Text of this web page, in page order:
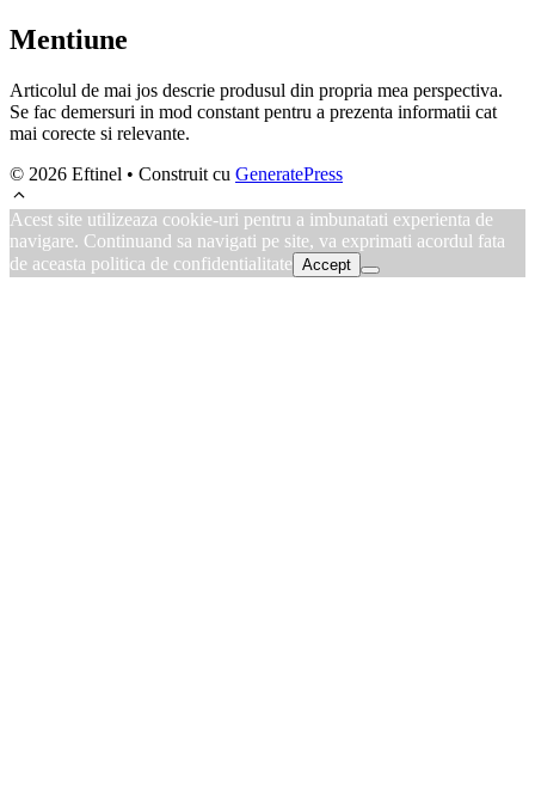
Mentiune
Articolul de mai jos descrie produsul din propria mea perspectiva.
Se fac demersuri in mod constant pentru a prezenta informatii cat
mai corecte si relevante.
© 2026 Eftinel • Construit cu GeneratePress
Acest site utilizeaza cookie-uri pentru a imbunatati experienta de
navigare. Continuand sa navigati pe site, va exprimati acordul fata
de aceasta politica de confidentialitate Accept